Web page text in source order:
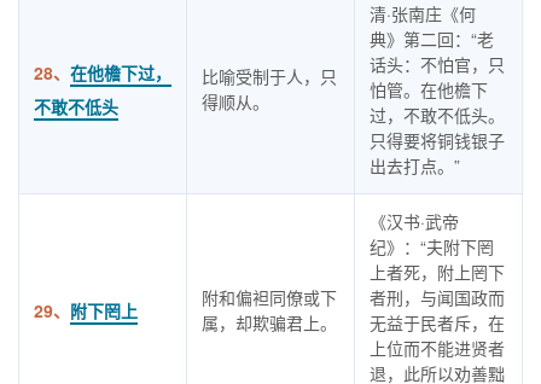
28、 在他檐下过，
不敢不低头
比喻受制于人，只
得顺从。
清·张南庄《何
典》第二回：“老
话头：不怕官，只
怕管。在他檐下
过，不敢不低头。
只得要将铜钱银子
出去打点。”
29、 附下罔上
附和偏袒同僚或下
属，却欺骗君上。
《汉书·武帝
纪》：“夫附下罔
上者死，附上罔下
者刑，与闻国政而
无益于民者斥，在
上位而不能进贤者
退，此所以劝善黜